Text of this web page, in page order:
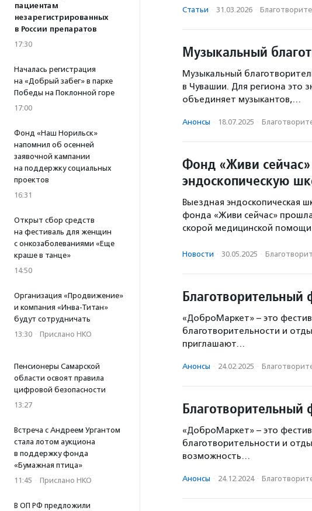
пациентам
незарегистрированных
в России препаратов
17:30
Началась регистрация
на «Добрый забег» в парке
Победы на Поклонной горе
17:00
Фонд «Наш Норильск»
напомнил об осенней
заявочной кампании
на поддержку социальных
проектов
16:31
Открыт сбор средств
на фестиваль для женщин
с онкозаболеваниями «Еще
краше в танце»
14:50
Организация «Продвижение»
и компания «Инва-Титан»
будут сотрудничать
13:30 · Прислано НКО
Пенсионеры Самарской
области освоят правила
цифровой безопасности
13:27
Встреча с Андреем Ургантом
стала лотом аукциона
в поддержку фонда
«Бумажная птица»
11:45 · Прислано НКО
В ОП РФ предложили
Статьи · 31.03.2026 ·
Музыкальный
Музыкальный
в Чувашии. Для региона это
объединяет музыкантов,…
Анонсы · 18.07.2025 ·
Фонд «Живи
эндоскопическую
Выездная эндоскопическая
фонда «Живи сейчас»
скорой медицинской
Новости · 30.05.2025 ·
«ДоброМаркет» – это
благотворительности и
приглашают…
Анонсы · 24.02.2025 ·
«ДоброМаркет» – это
благотворительности и
возможность…
Анонсы · 24.12.2024 ·